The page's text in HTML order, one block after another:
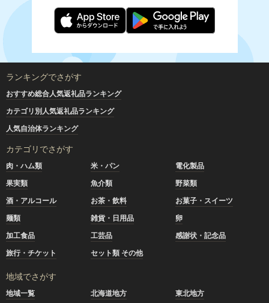
ランキングでさがす
おすすめ総合人気返礼品ランキング
カテゴリ別人気返礼品ランキング
人気自治体ランキング
カテゴリでさがす
肉・ハム類 米・パン
電化製品
果実類
魚介類
野菜類
酒・アルコール
お茶・飲料
お菓子・スイーツ
麺類
雑貨・日用品
卵
加工食品
工芸品
感謝状・記念品
旅行・チケット
セット類 その他
地域でさがす
地域一覧 北海道地方
東北地方